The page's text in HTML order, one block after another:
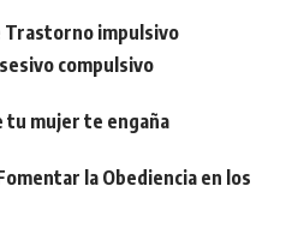
impulsivo
compulsivo
tu mujer te engaña
la Obediencia en los